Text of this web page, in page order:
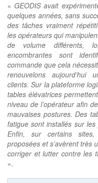
« GEODIS avait
quelques années, sans
des tâches vraiment
les opérateurs qui
de volume différents,
encombrantes sont
commande que cela
renouvelons aujourd’hui
clients. Sur la plateforme
tables élévatrices
niveau de l’opérateur afin
mauvaises postures. Des
fatigue sont installés sur
Enfin, sur certains sites,
proposées et s’avèrent très
corriger et lutter contre les
».